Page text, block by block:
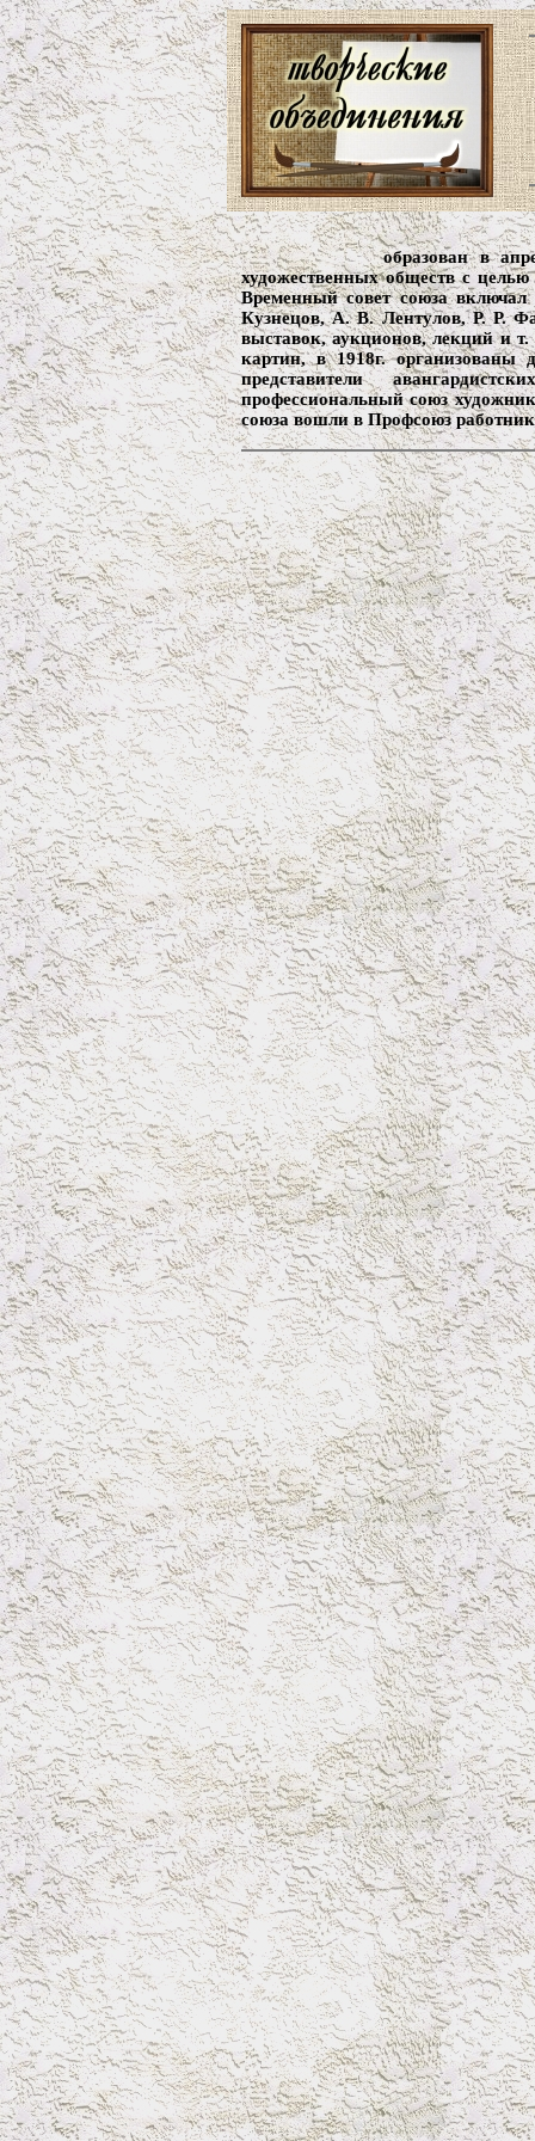
образован в
художественных обществ с
Временный совет союза
Кузнецов, А. В. Лентулов, Р. Р.
выставок, аукционов, лекций и
картин, в 1918г.
представители
профессиональный союз
союза вошли в Профсоюз